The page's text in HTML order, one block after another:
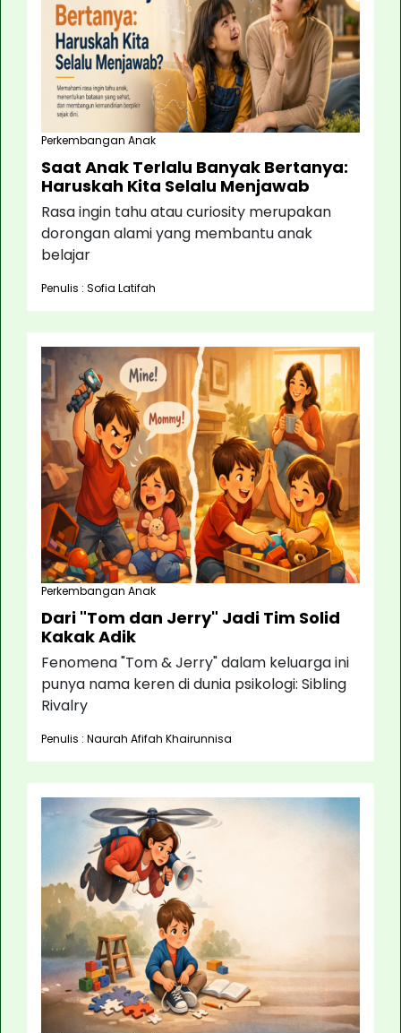
Perkembangan Anak
Saat Anak Terlalu Banyak Bertanya:
Haruskah Kita Selalu Menjawab
Rasa ingin tahu atau curiosity merupakan
dorongan alami yang membantu anak
belajar
Penulis : Sofia Latifah
Perkembangan Anak
Dari "Tom dan Jerry" Jadi Tim Solid
Kakak Adik
Fenomena "Tom & Jerry" dalam keluarga ini
punya nama keren di dunia psikologi: Sibling
Rivalry
Penulis : Naurah Afifah Khairunnisa